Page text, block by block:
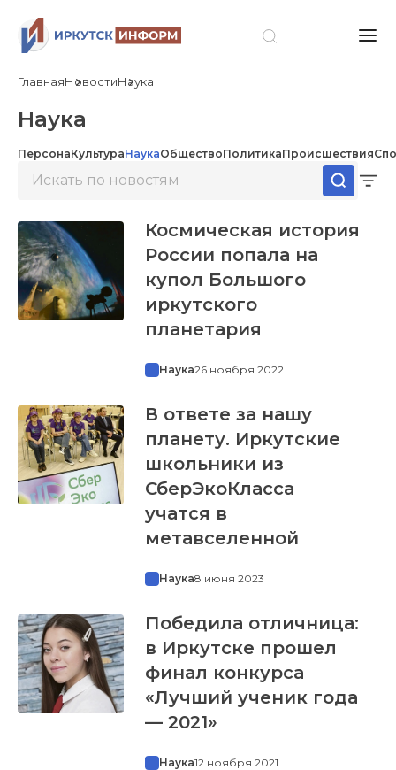
ГлавнаяНовостиНаука
Наука
ПерсонаКультураНаукаОбществоПолитикаПроисшествия
Космическая история
России попала на
купол Большого
иркутского
планетария
Наука26 ноября 2022
В ответе за нашу
планету. Иркутские
школьники из
СберЭкоКласса
учатся в
метавселенной
Наука8 июня 2023
Победила отличница:
в Иркутске прошел
финал конкурса
«Лучший ученик года
— 2021»
Наука12 ноября 2021